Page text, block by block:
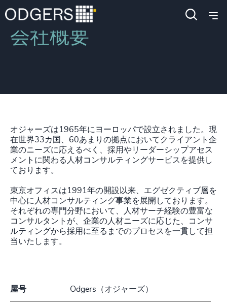
会社概要
オジャーズは1965年にヨーロッパで設立されました。現
在世界33カ国、60あまりの拠点においてクライアント企
業のニーズに応えるべく、採用やリーダーシップアセス
メントに関わる人材コンサルティングサービスを提供し
ております。
東京オフィスは1991年の開設以来、エグゼクティブ層を
中心に人材コンサルティング事業を展開しております。
それぞれの専門分野において、人材サーチ経験の豊富な
コンサルタントが、企業の人材ニーズに応じた、コンサ
ルティングから採用に至るまでのプロセスを一貫して担
当いたします。
屋号 Odgers（オジャーズ）